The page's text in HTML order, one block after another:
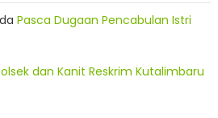
Pasca Dugaan Pencabulan Istri
dan Kanit Reskrim Kutalimbaru